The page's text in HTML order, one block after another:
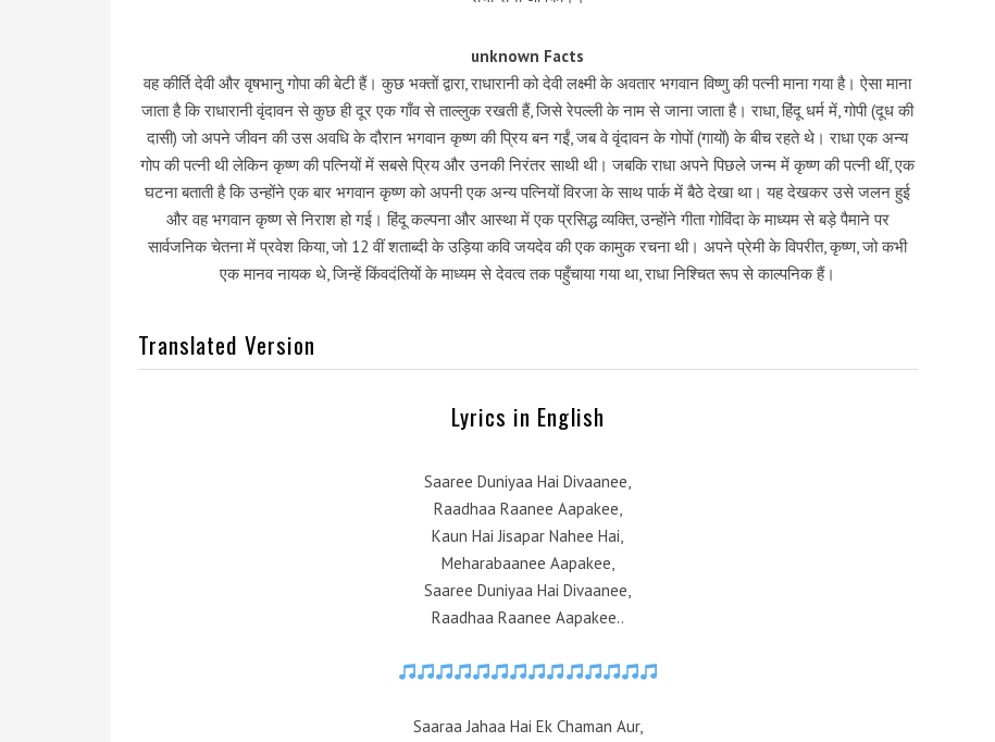
unknown Facts
वह कीर्ति देवी और वृषभानु गोपा की बेटी हैं। कुछ भक्तों द्वारा, राधारानी को देवी लक्ष्मी के अवतार भगवान विष्णु की पत्नी माना गया है। ऐसा माना
जाता है कि राधारानी वृंदावन से कुछ ही दूर एक गाँव से ताल्लुक रखती हैं, जिसे रेपल्ली के नाम से जाना जाता है। राधा, हिंदू धर्म में, गोपी (दूध की
दासी) जो अपने जीवन की उस अवधि के दौरान भगवान कृष्ण की प्रिय बन गईं, जब वे वृंदावन के गोपों (गायों) के बीच रहते थे। राधा एक अन्य
गोप की पत्नी थी लेकिन कृष्ण की पत्नियों में सबसे प्रिय और उनकी निरंतर साथी थी। जबकि राधा अपने पिछले जन्म में कृष्ण की पत्नी थीं, एक
घटना बताती है कि उन्होंने एक बार भगवान कृष्ण को अपनी एक अन्य पत्नियों विरजा के साथ पार्क में बैठे देखा था। यह देखकर उसे जलन हुई
और वह भगवान कृष्ण से निराश हो गई। हिंदू कल्पना और आस्था में एक प्रसिद्ध व्यक्ति, उन्होंने गीता गोविंदा के माध्यम से बड़े पैमाने पर
सार्वजनिक चेतना में प्रवेश किया, जो 12 वीं शताब्दी के उड़िया कवि जयदेव की एक कामुक रचना थी। अपने प्रेमी के विपरीत, कृष्ण, जो कभी
एक मानव नायक थे, जिन्हें किंवदंतियों के माध्यम से देवत्व तक पहुँचाया गया था, राधा निश्चित रूप से काल्पनिक हैं।
Translated Version
Lyrics in English
Saaree Duniyaa Hai Divaanee,
Raadhaa Raanee Aapakee,
Kaun Hai Jisapar Nahee Hai,
Meharabaanee Aapakee,
Saaree Duniyaa Hai Divaanee,
Raadhaa Raanee Aapakee..
Saaraa Jahaa Hai Ek Chaman Aur,